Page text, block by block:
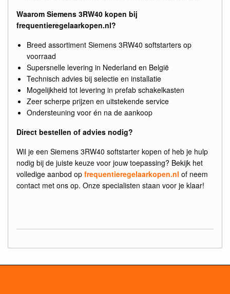
Waarom Siemens 3RW40 kopen bij
frequentieregelaarkopen.nl?
Breed assortiment Siemens 3RW40 softstarters op
voorraad
Supersnelle levering in Nederland en België
Technisch advies bij selectie en installatie
Mogelijkheid tot levering in prefab schakelkasten
Zeer scherpe prijzen en uitstekende service
Ondersteuning voor én na de aankoop
Direct bestellen of advies nodig?
Wil je een Siemens 3RW40 softstarter kopen of heb je hulp
nodig bij de juiste keuze voor jouw toepassing? Bekijk het
volledige aanbod op frequentieregelaarkopen.nl of neem
contact met ons op. Onze specialisten staan voor je klaar!